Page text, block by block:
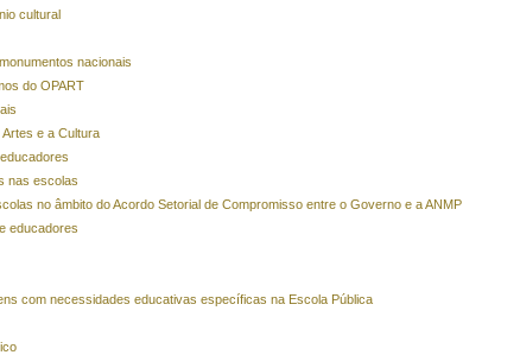
cultural
nacionais
do OPART
e a Cultura
nas escolas
no âmbito do Acordo Setorial de Compromisso entre o Governo e a ANMP
educadores
com necessidades educativas específicas na Escola Pública